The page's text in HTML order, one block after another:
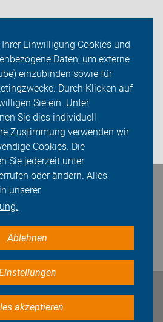
Einwilligung Cookies und
Daten, um externe
einzubinden sowie für
Durch Klicken auf
Sie ein. Unter
Sie dies individuell
Zustimmung verwenden wir
Cookies. Die
Sie jederzeit unter
oder ändern. Alles
unserer
Ablehnen
akzeptieren